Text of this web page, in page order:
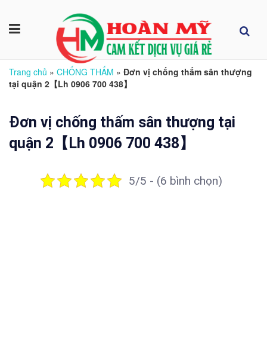
Trang chủ » CHỐNG THẤM » Đơn vị chống thấm sân thượng
tại quận 2【Lh 0906 700 438】
Đơn vị chống thấm sân thượng tại
quận 2【Lh 0906 700 438】
5/5 - (6 bình chọn)